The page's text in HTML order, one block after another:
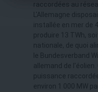
raccordées au
L'Allemagne
installée en mer de
produire 13 TWh,
nationale, de quoi
le Bundesverband
allemand de
puissance
environ 1 000 MW